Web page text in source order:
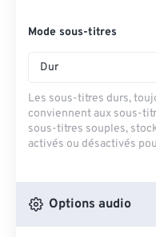
Mode sous-titres
Dur
Les sous-titres durs,
conviennent aux sous-
sous-titres souples,
activés ou désactivés
Options audio